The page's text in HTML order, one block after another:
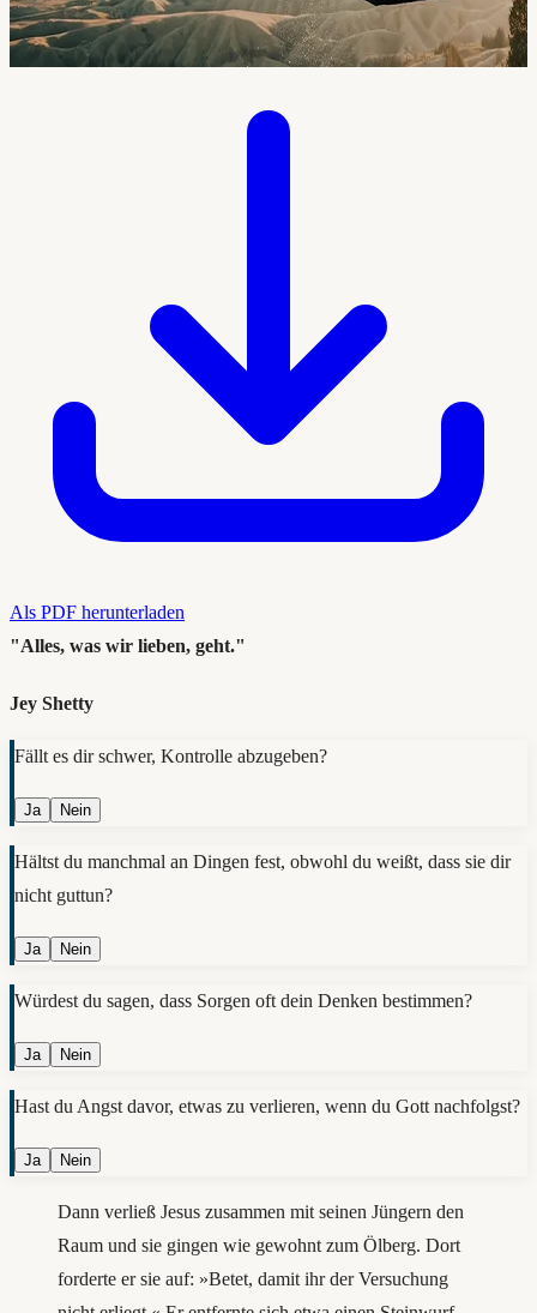
Als PDF herunterladen
"Alles, was wir lieben, geht."
Jey Shetty
Fällt es dir schwer, Kontrolle abzugeben?
Ja Nein
Hältst du manchmal an Dingen fest, obwohl du weißt, dass sie dir
nicht guttun?
Ja Nein
Würdest du sagen, dass Sorgen oft dein Denken bestimmen?
Ja Nein
Hast du Angst davor, etwas zu verlieren, wenn du Gott nachfolgst?
Ja Nein
Dann verließ Jesus zusammen mit seinen Jüngern den
Raum und sie gingen wie gewohnt zum Ölberg. Dort
forderte er sie auf: »Betet, damit ihr der Versuchung